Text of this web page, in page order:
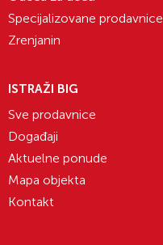
Specijalizovane prodavnice
Zrenjanin
ISTRAŽI BIG
Sve prodavnice
Događaji
Aktuelne ponude
Mapa objekta
Kontakt